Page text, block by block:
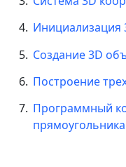
Инициализация
Создание 3D
Построение
Программный
прямоугольника